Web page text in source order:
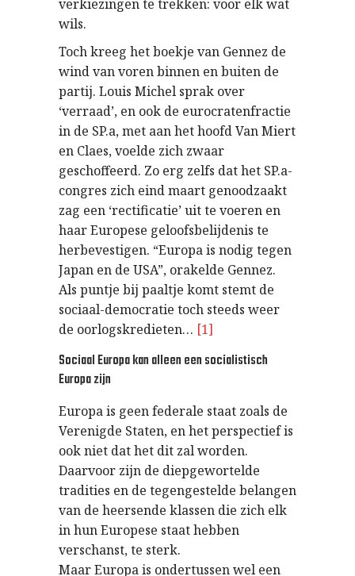
verkiezingen te trekken: voor elk wat
wils.
Toch kreeg het boekje van Gennez de
wind van voren binnen en buiten de
partij. Louis Michel sprak over
‘verraad’, en ook de eurocratenfractie
in de SP.a, met aan het hoofd Van Miert
en Claes, voelde zich zwaar
geschoffeerd. Zo erg zelfs dat het SP.a-
congres zich eind maart genoodzaakt
zag een ‘rectificatie’ uit te voeren en
haar Europese geloofsbelijdenis te
herbevestigen. “Europa is nodig tegen
Japan en de USA”, orakelde Gennez.
Als puntje bij paaltje komt stemt de
sociaal-democratie toch steeds weer
de oorlogskredieten… [1]
Sociaal Europa kan alleen een socialistisch
Europa zijn
Europa is geen federale staat zoals de
Verenigde Staten, en het perspectief is
ook niet dat het dit zal worden.
Daarvoor zijn de diepgewortelde
tradities en de tegengestelde belangen
van de heersende klassen die zich elk
in hun Europese staat hebben
verschanst, te sterk.
Maar Europa is ondertussen wel een